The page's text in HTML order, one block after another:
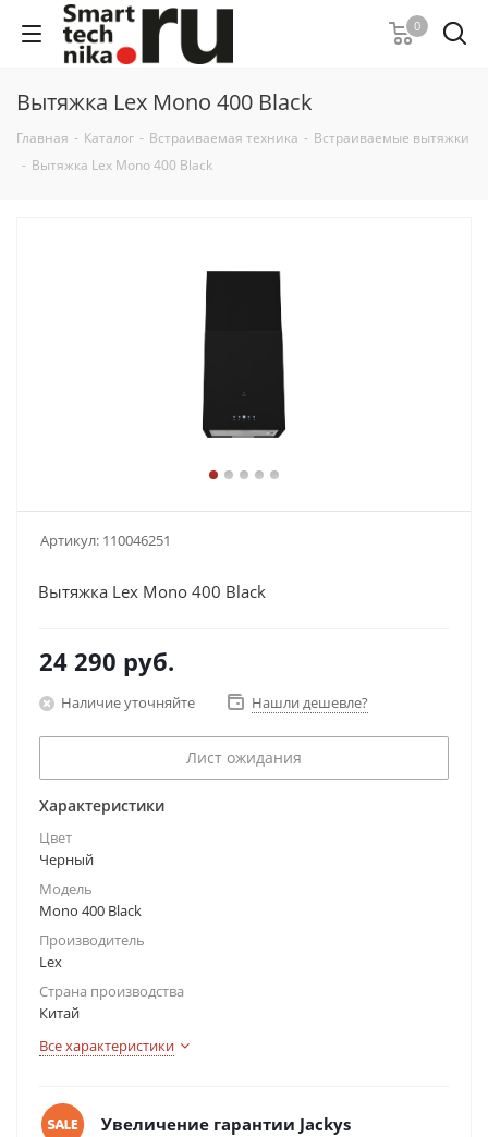
0
Вытяжка Lex Mono 400 Black
Главная - Каталог - Встраиваемая техника - Встраиваемые вытяжки
- Вытяжка Lex Mono 400 Black
Артикул: 110046251
Вытяжка Lex Mono 400 Black
24 290 руб.
Наличие уточняйте Нашли дешевле?
Лист ожидания
Характеристики
Цвет
Черный
Модель
Mono 400 Black
Производитель
Lex
Страна производства
Китай
Все характеристики
Увеличение гарантии Jackys